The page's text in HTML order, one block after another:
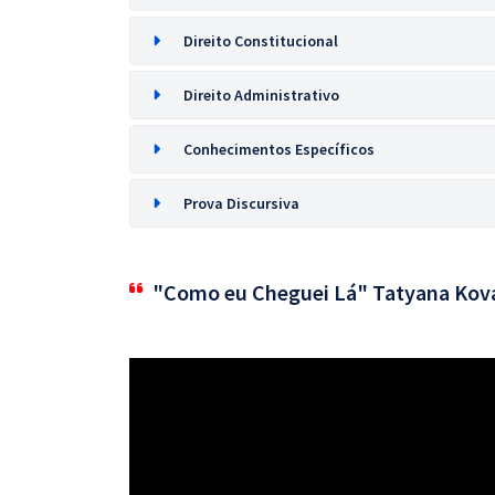
Direito Constitucional
Direito Administrativo
Conhecimentos Específicos
Prova Discursiva
"Como eu Cheguei Lá" Tatyana